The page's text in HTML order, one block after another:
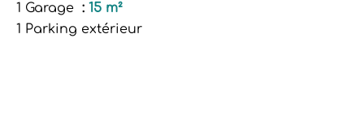
1 Garage
15 m²
1 Parking extérieur